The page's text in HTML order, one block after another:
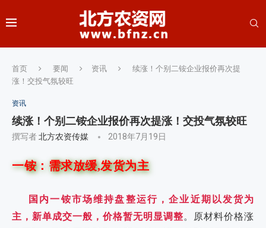
首页 要闻 资讯
续涨！个别二铵企业报价再次提
涨！交投气氛较旺
资讯
续涨！个别二铵企业报价再次提涨！交投气氛较旺
撰写者北方农资传媒 2018年7月19日
一铵：需求放缓,发货为主
国内一铵市场维持盘整运行，企业近期以发货为
主 ，新单成交一般，价格暂无明显调整。原材料价格涨